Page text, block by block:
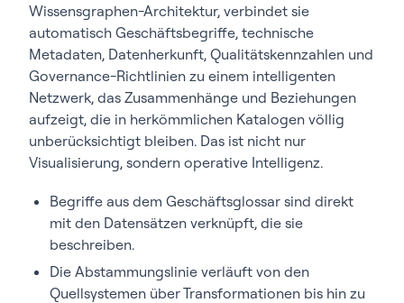
Wissensgraphen-Architektur, verbindet sie
automatisch Geschäftsbegriffe, technische
Metadaten, Datenherkunft, Qualitätskennzahlen und
Governance-Richtlinien zu einem intelligenten
Netzwerk, das Zusammenhänge und Beziehungen
aufzeigt, die in herkömmlichen Katalogen völlig
unberücksichtigt bleiben. Das ist nicht nur
Visualisierung, sondern operative Intelligenz.
Begriffe aus dem Geschäftsglossar sind direkt
mit den Datensätzen verknüpft, die sie
beschreiben.
Die Abstammungslinie verläuft von den
Quellsystemen über Transformationen bis hin zu